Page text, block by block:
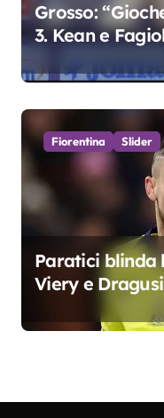
Grosso:
3. Kean e
colpo”
Fiorentina Slider
Paratici blinda
Viery e